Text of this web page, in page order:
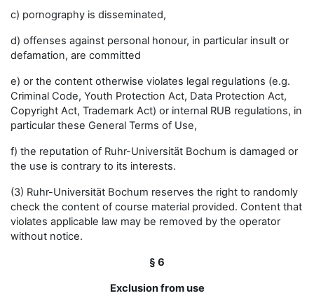
c) pornography is disseminated,
d) offenses against personal honour, in particular insult or
defamation, are committed
e) or the content otherwise violates legal regulations (e.g.
Criminal Code, Youth Protection Act, Data Protection Act,
Copyright Act, Trademark Act) or internal RUB regulations, in
particular these General Terms of Use,
f) the reputation of Ruhr-Universität Bochum is damaged or
the use is contrary to its interests.
(3) Ruhr-Universität Bochum reserves the right to randomly
check the content of course material provided. Content that
violates applicable law may be removed by the operator
without notice.
§ 6
Exclusion from use